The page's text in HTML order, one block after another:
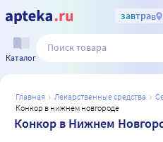
завтрав
Каталог
главная лекарственные средства
конкор в нижнем новгороде
Конкор в Нижнем